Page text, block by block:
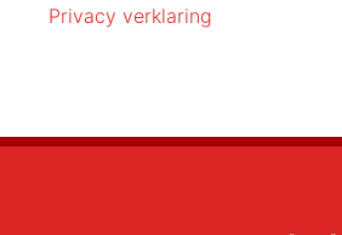
Privacy verklaring